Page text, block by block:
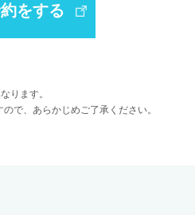
をする
ります。
で、あらかじめご了承ください。